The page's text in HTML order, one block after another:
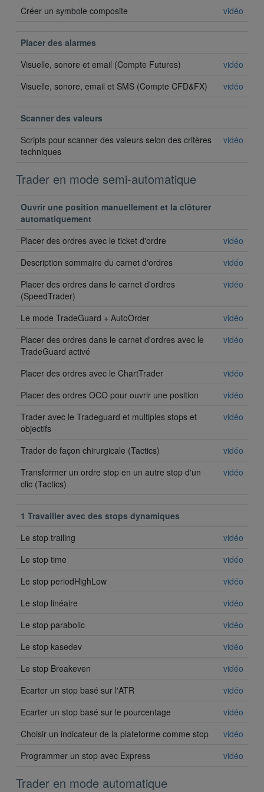
Créer un symbole composite vidéo
Placer des alarmes
Visuelle, sonore et email (Compte Futures)
vidéo
Visuelle, sonore, email et SMS (Compte CFD&FX)
vidéo
Scanner des valeurs
Scripts pour scanner des valeurs selon des critères
techniques
vidéo
Trader en mode semi-automatique
Ouvrir une position manuellement et la clôturer
automatiquement
Placer des ordres avec le ticket d'ordre
vidéo
Description sommaire du carnet d'ordres
vidéo
Placer des ordres dans le carnet d'ordres
(SpeedTrader)
vidéo
Le mode TradeGuard + AutoOrder
vidéo
Placer des ordres dans le carnet d'ordres avec le
TradeGuard activé
vidéo
Placer des ordres avec le ChartTrader
vidéo
Placer des ordres OCO pour ouvrir une position
vidéo
Trader avec le Tradeguard et multiples stops et
objectifs
vidéo
Trader de façon chirurgicale (Tactics)
vidéo
Transformer un ordre stop en un autre stop d'un
clic (Tactics)
vidéo
1 Travailler avec des stops dynamiques
Le stop trailing
vidéo
Le stop time
vidéo
Le stop periodHighLow
vidéo
Le stop linéaire
vidéo
Le stop parabolic
vidéo
Le stop kasedev
vidéo
Le stop Breakeven
vidéo
Ecarter un stop basé sur l'ATR
vidéo
Ecarter un stop basé sur le pourcentage
vidéo
Choisir un indicateur de la plateforme comme stop
vidéo
Programmer un stop avec Express
vidéo
Trader en mode automatique